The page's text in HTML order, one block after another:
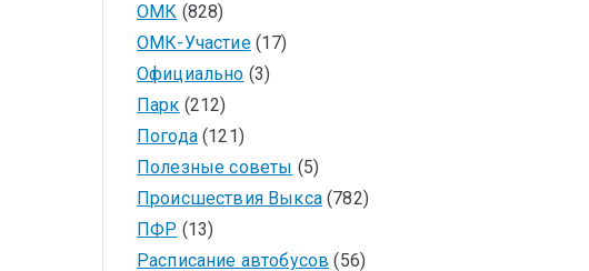
ОМК (828)
ОМК-Участие(17)
Официально (3)
Парк (212)
Погода(121)
Полезные советы (5)
Происшествия Выкса(782)
ПФР (13)
Расписание автобусов (56)